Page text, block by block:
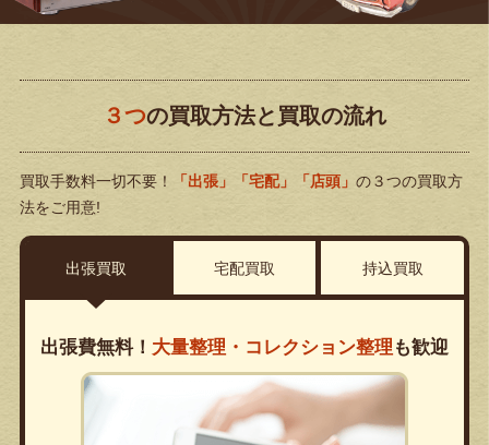
３つの買取方法と買取の流れ
買取手数料一切不要！ 「出張」「宅配」「店頭」 の３つの買取方
法をご用意!
出張買取 宅配買取 持込買取
出張費無料！ 大量整理・コレクション整理 も歓迎